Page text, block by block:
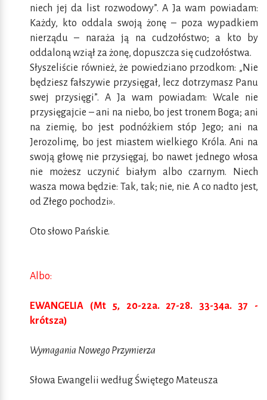
niech jej da list rozwodowy”. A Ja wam powiadam:
Każdy, kto oddala swoją żonę – poza wypadkiem
nierządu – naraża ją na cudzołóstwo; a kto by
oddaloną wziął za żonę, dopuszcza się cudzołóstwa.
Słyszeliście również, że powiedziano przodkom: „Nie
będziesz fałszywie przysięgał, lecz dotrzymasz Panu
swej przysięgi”. A Ja wam powiadam: Wcale nie
przysięgajcie – ani na niebo, bo jest tronem Boga; ani
na ziemię, bo jest podnóżkiem stóp Jego; ani na
Jerozolimę, bo jest miastem wielkiego Króla. Ani na
swoją głowę nie przysięgaj, bo nawet jednego włosa
nie możesz uczynić białym albo czarnym. Niech
wasza mowa będzie: Tak, tak; nie, nie. A co nadto jest,
od Złego pochodzi».
Oto słowo Pańskie.
Albo:
EWANGELIA (Mt 5, 20-22a. 27-28. 33-34a. 37 -
krótsza)
Wymagania Nowego Przymierza
Słowa Ewangelii według Świętego Mateusza